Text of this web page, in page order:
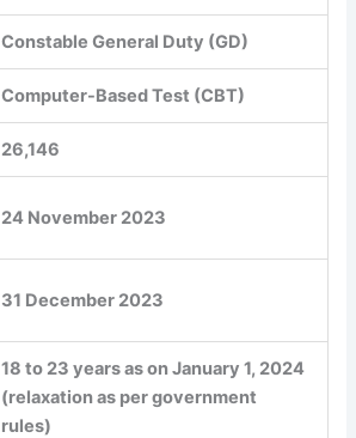
Constable General Duty (GD)
Computer-Based Test (CBT)
26,146
24 November 2023
31 December 2023
18 to 23 years as on January 1, 2024
(relaxation as per government
rules)